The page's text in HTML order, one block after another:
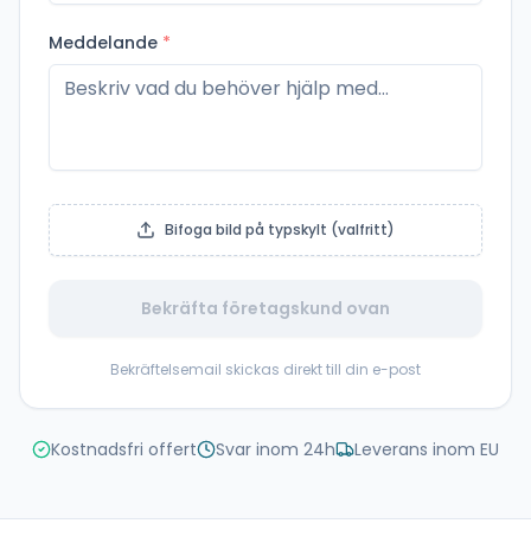
Meddelande *
Bifoga bild på typskylt (valfritt)
Bekräfta företagskund ovan
Bekräftelsemail skickas direkt till din e-post
Kostnadsfri offert Svar inom 24h Leverans inom EU